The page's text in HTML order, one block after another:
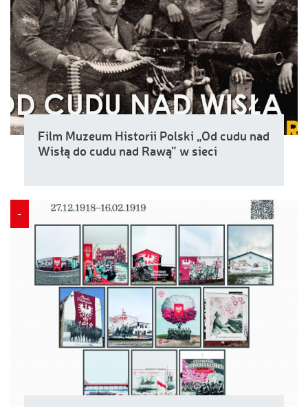
Film Muzeum Historii Polski „Od cudu nad
Wisłą do cudu nad Rawą” w sieci
-